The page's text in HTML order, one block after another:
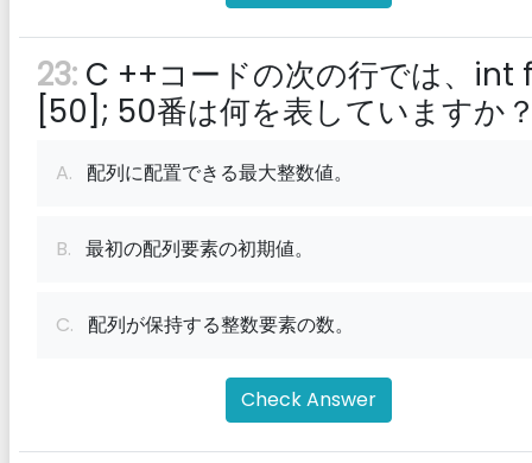
23: C ++コードの次の行では、int
[50]; 50番は何を表していますか
A. 配列に配置できる最大整数値。
B. 最初の配列要素の初期値。
C. 配列が保持する整数要素の数。
Check Answer